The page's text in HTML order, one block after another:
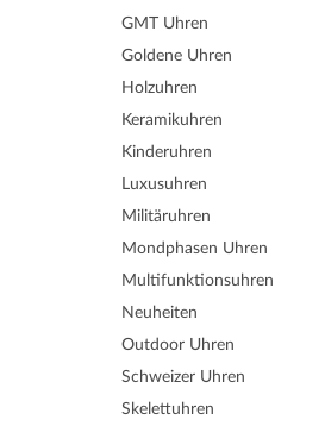
GMT Uhren
Goldene Uhren
Holzuhren
Keramikuhren
Kinderuhren
Luxusuhren
Militäruhren
Mondphasen Uhren
Multifunktionsuhren
Neuheiten
Outdoor Uhren
Schweizer Uhren
Skelettuhren